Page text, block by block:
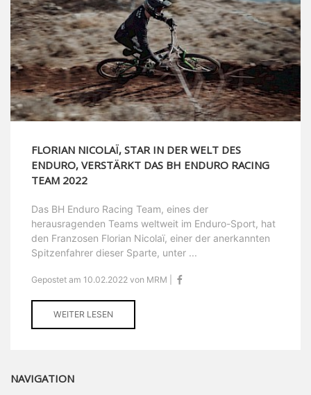
FLORIAN NICOLAÏ, STAR IN DER WELT DES
ENDURO, VERSTÄRKT DAS BH ENDURO RACING
TEAM 2022
Das BH Enduro Racing Team, eines der
herausragenden Teams weltweit im Enduro-Sport, hat
den Franzosen Florian Nicolaï, einer der anerkannten
Spitzenfahrer dieser Sparte, unter ...
Gepostet am 10.02.2022 von MRM |
WEITER LESEN
NAVIGATION